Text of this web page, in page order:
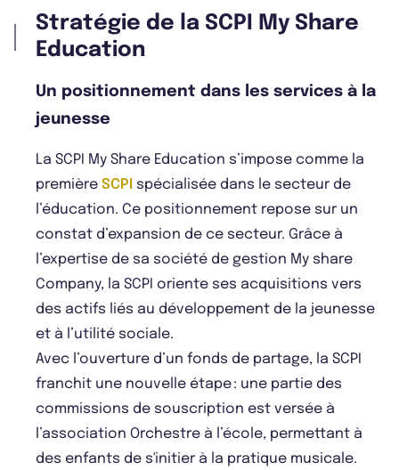
Stratégie de la SCPI My Share
Education
Un positionnement dans les services à la
jeunesse
La SCPI My Share Education s’impose comme la
première SCPI spécialisée dans le secteur de
l’éducation. Ce positionnement repose sur un
constat d’expansion de ce secteur. Grâce à
l’expertise de sa société de gestion My share
Company, la SCPI oriente ses acquisitions vers
des actifs liés au développement de la jeunesse
et à l’utilité sociale.
Avec l’ouverture d’un fonds de partage, la SCPI
franchit une nouvelle étape : une partie des
commissions de souscription est versée à
l’association Orchestre à l’école, permettant à
des enfants de s'initier à la pratique musicale.